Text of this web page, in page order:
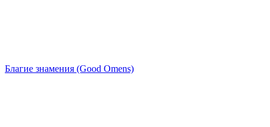
Благие знамения (Good Omens)